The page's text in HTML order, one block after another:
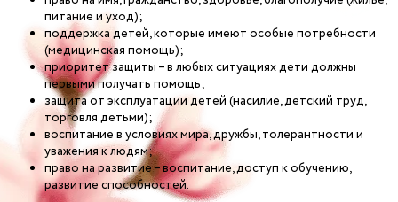
питание и уход);
поддержка детей, которые имеют особые потребности
(медицинская помощь);
приоритет защиты – в любых ситуациях дети должны
первыми получать помощь;
защита от эксплуатации детей (насилие, детский труд,
торговля детьми);
воспитание в условиях мира, дружбы, толерантности и
уважения к людям;
право на развитие – воспитание, доступ к обучению,
развитие способностей.